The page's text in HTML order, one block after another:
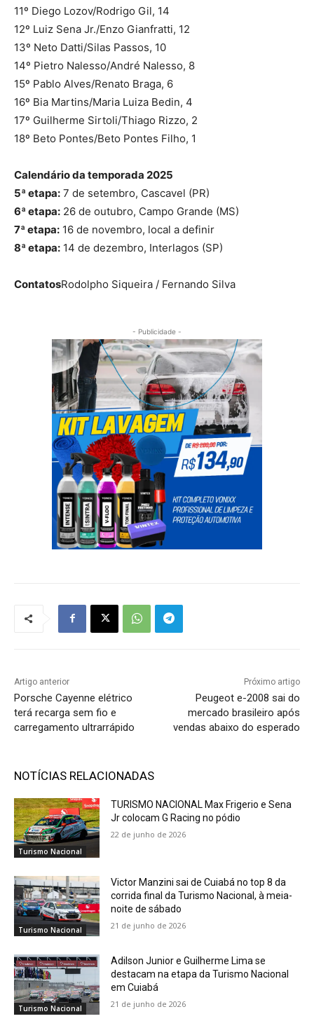
11º Diego Lozov/Rodrigo Gil, 14
12º Luiz Sena Jr./Enzo Gianfratti, 12
13º Neto Datti/Silas Passos, 10
14º Pietro Nalesso/André Nalesso, 8
15º Pablo Alves/Renato Braga, 6
16º Bia Martins/Maria Luiza Bedin, 4
17º Guilherme Sirtoli/Thiago Rizzo, 2
18º Beto Pontes/Beto Pontes Filho, 1
Calendário da temporada 2025
5ª etapa: 7 de setembro, Cascavel (PR)
6ª etapa: 26 de outubro, Campo Grande (MS)
7ª etapa: 16 de novembro, local a definir
8ª etapa: 14 de dezembro, Interlagos (SP)
ContatosRodolpho Siqueira / Fernando Silva
- Publicidade -
Artigo anterior
Porsche Cayenne elétrico
terá recarga sem fio e
carregamento ultrarrápido
Próximo artigo
Peugeot e-2008 sai do
mercado brasileiro após
vendas abaixo do esperado
NOTÍCIAS RELACIONADAS
Turismo Nacional
TURISMO NACIONAL Max Frigerio e Sena
Jr colocam G Racing no pódio
22 de junho de 2026
Turismo Nacional
Victor Manzini sai de Cuiabá no top 8 da
corrida final da Turismo Nacional, à meia-
noite de sábado
21 de junho de 2026
Turismo Nacional
Adilson Junior e Guilherme Lima se
destacam na etapa da Turismo Nacional
em Cuiabá
21 de junho de 2026